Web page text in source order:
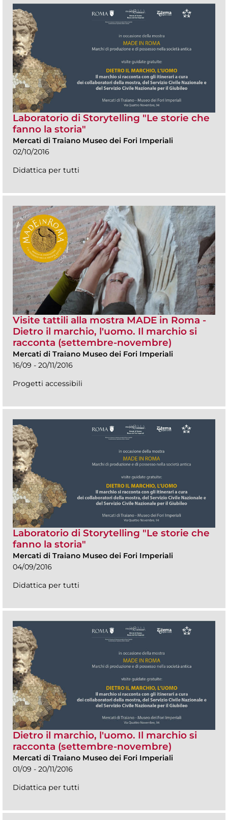
Laboratorio di Storytelling "Le storie che
fanno la storia"
Mercati di Traiano Museo dei Fori Imperiali
02/10/2016
Didattica per tutti
Visite tattili alla mostra MADE in Roma -
Dietro il marchio, l'uomo. Il marchio si
racconta (settembre-novembre)
Mercati di Traiano Museo dei Fori Imperiali
16/09 - 20/11/2016
Progetti accessibili
Laboratorio di Storytelling "Le storie che
fanno la storia"
Mercati di Traiano Museo dei Fori Imperiali
04/09/2016
Didattica per tutti
Dietro il marchio, l'uomo. Il marchio si
racconta (settembre-novembre)
Mercati di Traiano Museo dei Fori Imperiali
01/09 - 20/11/2016
Didattica per tutti